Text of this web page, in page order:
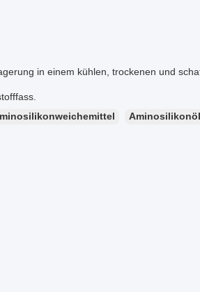
in einem kühlen, trockenen und
Aminosilikonöl